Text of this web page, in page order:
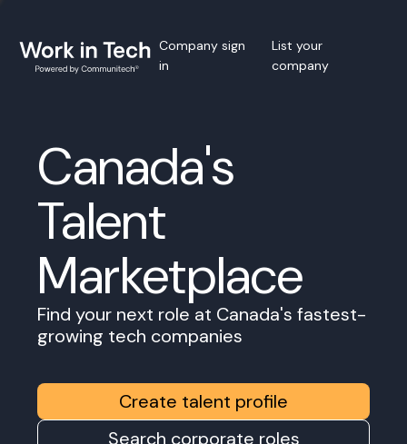
Company sign
in
List your
company
Canada's
Talent
Marketplace
Find your next role at Canada's fastest-
growing tech companies
Create talent profile
Search corporate roles